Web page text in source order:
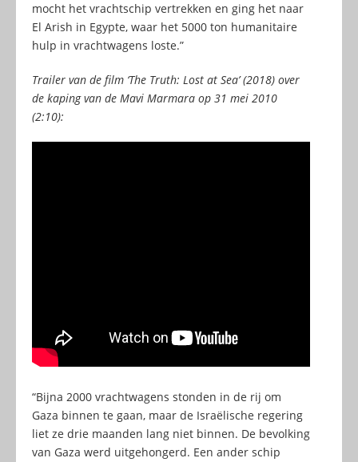
mocht het vrachtschip vertrekken en ging het naar
El Arish in Egypte, waar het 5000 ton humanitaire
hulp in vrachtwagens loste.”
Trailer van de film ‘The Truth: Lost at Sea’ (2018) over
de kaping van de Mavi Marmara op 31 mei 2010
(2:10):
“Bijna 2000 vrachtwagens stonden in de rij om
Gaza binnen te gaan, maar de Israëlische regering
liet ze drie maanden lang niet binnen. De bevolking
van Gaza werd uitgehongerd. Een ander schip